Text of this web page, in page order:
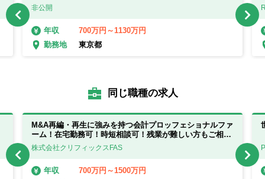
非公開
年収
700万円～1130万円
勤務地
東京都
同じ職種の求人
M&A再編・再生に強みを持つ会計プロッフェショナルファ
ーム！在宅勤務可！時短相談可！残業が難しい方もご相談
ください！
株式会社クリフィックスFAS
年収
700万円～1500万円